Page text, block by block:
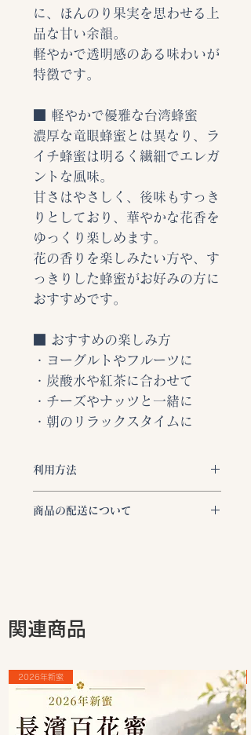
に、ほんのり果実を思わせる上
品な甘い余韻。
軽やかで透明感のある味わいが
特徴です。
■ 軽やかで優雅な台湾蜂蜜
濃厚な竜眼蜂蜜とは異なり、ラ
イチ蜂蜜は明るく繊細でエレガ
ントな風味。
甘さはやさしく、後味もすっき
りとしており、華やかな花香を
ゆっくり楽しめます。
花の香りを楽しみたい方や、す
っきりした蜂蜜がお好みの方に
おすすめです。
■ おすすめの楽しみ方
・ヨーグルトやフルーツに
・炭酸水や紅茶に合わせて
・チーズやナッツと一緒に
・朝のリラックスタイムに
利用方法
与えないでください。
や直射日光を避け、常温で保存し
ます。
結晶化: 蜂蜜が結晶化しても品質
に問題はありません。結晶化した
蜂蜜を再び液状に戻したい場合
商品の配送について
ール」にてご確認いただけます。
​お荷物の状況は下記サービスよりご確
お荷物お問い合わせサービス：
https://toi.kuronekoyamato.co.jp/cgi
-bin/tneko
※合計3000円以上のお買い上げは配
関連商品
2026年新蜜